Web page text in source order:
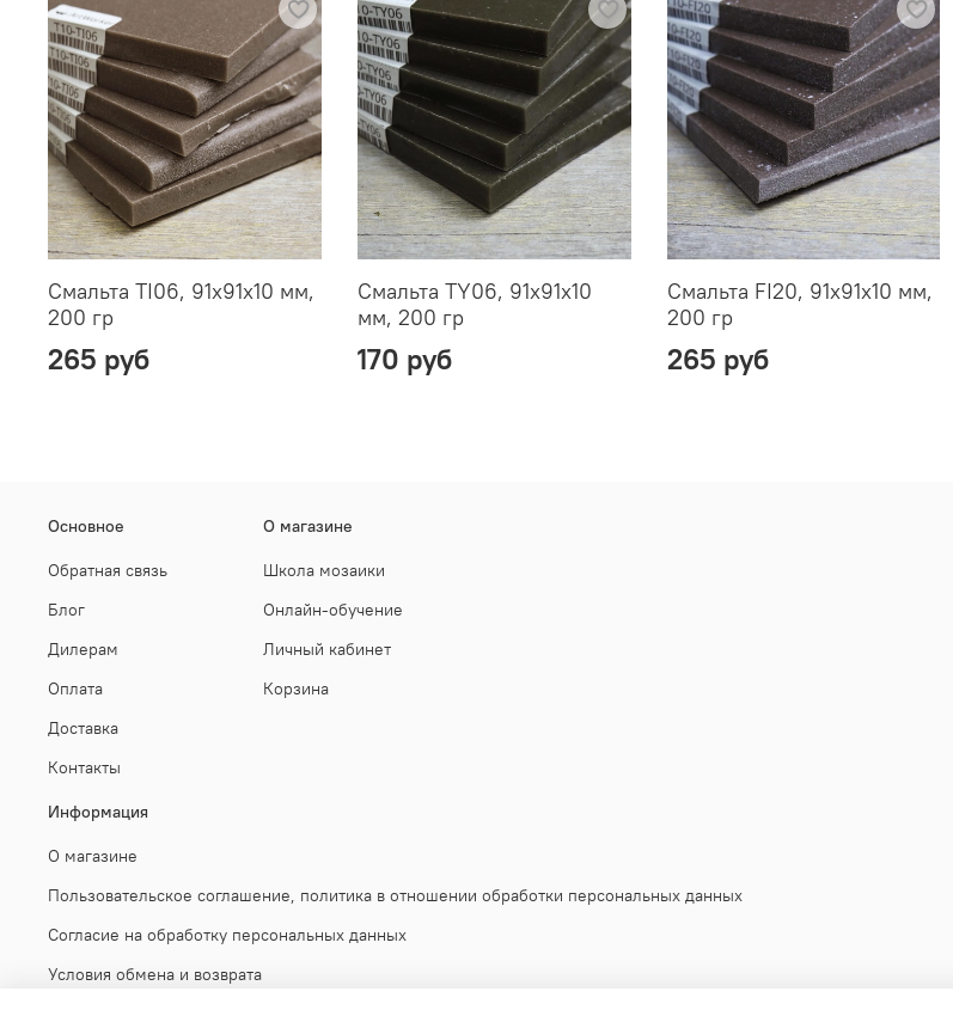
Смальта TI06, 91х91х10 мм,
200 гр
265 руб
Смальта TY06, 91х91х10
мм, 200 гр
170 руб
Смальта FI20, 91х91х10 мм,
200 гр
265 руб
Основное
Обратная связь
Блог
Дилерам
Оплата
Доставка
Контакты
О магазине
Школа мозаики
Онлайн-обучение
Личный кабинет
Корзина
Информация
О магазине
Пользовательское соглашение, политика в отношении обработки персональных данных
Согласие на обработку персональных данных
Условия обмена и возврата